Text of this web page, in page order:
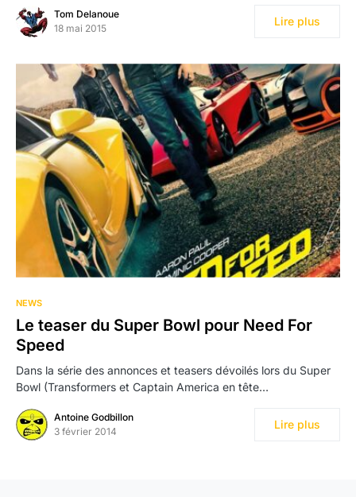
Tom Delanoue
18 mai 2015
Lire plus
NEWS
Le teaser du Super Bowl pour Need For
Speed
Dans la série des annonces et teasers dévoilés lors du Super
Bowl (Transformers et Captain America en tête…
Antoine Godbillon
3 février 2014
Lire plus